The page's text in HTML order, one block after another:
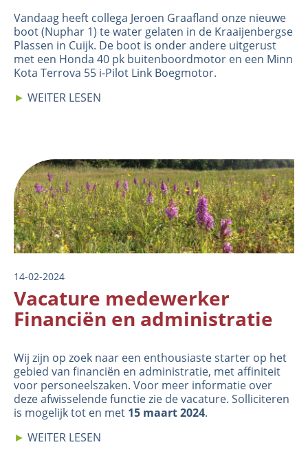
Vandaag heeft collega Jeroen Graafland onze nieuwe
boot (Nuphar 1) te water gelaten in de Kraaijenbergse
Plassen in Cuijk. De boot is onder andere uitgerust
met een Honda 40 pk buitenboordmotor en een Minn
Kota Terrova 55 i-Pilot Link Boegmotor.
► WEITER LESEN
Image
14-02-2024
Vacature medewerker
Financiën en administratie
Wij zijn op zoek naar een enthousiaste starter op het
gebied van financiën en administratie, met affiniteit
voor personeelszaken. Voor meer informatie over
deze afwisselende functie zie devacature. Solliciteren
is mogelijk tot en met 15 maart 2024.
► WEITER LESEN